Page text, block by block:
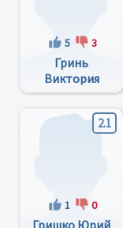
5 3
Гринь
Виктория
Петровна
2.1
1 0
Гришко Юрий